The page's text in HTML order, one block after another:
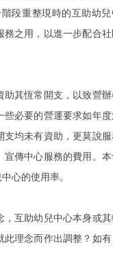
段重整現時的互助幼
務之用，以進一步配合
助其恆常開支，以致營
些必要的營運要求如年
支均未有資助，更莫說
宣傳中心服務的費用。
心的使用率。
，互助幼兒中心本身或
此理念而作出調整？如